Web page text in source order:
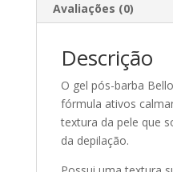
Avaliações (0)
Descrição
O gel pós-barba
fórmula ativos
textura da pele que
da depilação.